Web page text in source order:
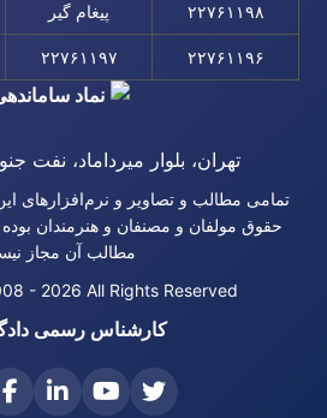
۲۲۷۶۱۱۹۸ پیغام گیر
۲۲۷۶۱۱۹۶ ۲۲۷۶۱۱۹۷
تهران، بلوار میرداماد، نفت
تمامی مطالب و تصاویر و نرم‌افزارهای
حقوق مولفان و مصنفان و هنرمندان بوده
مطالب آن مجاز
- 2026 All Rights Reserved
کارشناس رسمی